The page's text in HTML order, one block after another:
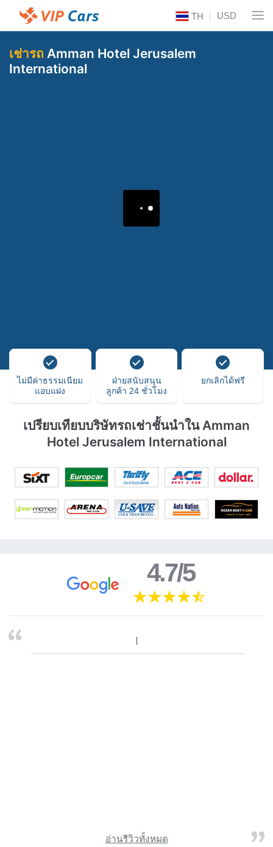
TH USD
เช่ารถ Amman Hotel Jerusalem
International
ไม่มีค่าธรรมเนียม
แอบแฝง
ฝ่ายสนับสนุน
ลูกค้า 24 ชั่วโมง
ยกเลิกได้ฟรี
เปรียบเทียบบริษัทรถเช่าชั้นนำใน Amman
Hotel Jerusalem International
4.7/5
อ่านรีวิวทั้งหมด